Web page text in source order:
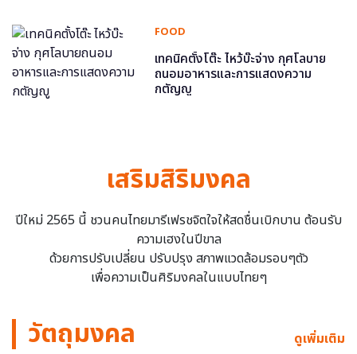
FOOD
เทคนิคตั้งโต๊ะ ไหว้บ๊ะจ่าง กุศโลบาย
ถนอมอาหารและการแสดงความ
กตัญญู
เสริมสิริมงคล
ปีใหม่ 2565 นี้ ชวนคนไทยมารีเฟรชจิตใจให้สดชื่นเบิกบาน ต้อนรับ
ความเฮงในปีขาล
ด้วยการปรับเปลี่ยน ปรับปรุง สภาพแวดล้อมรอบๆตัว
เพื่อความเป็นศิริมงคลในแบบไทยๆ
วัตถุมงคล ดูเพิ่มเติม